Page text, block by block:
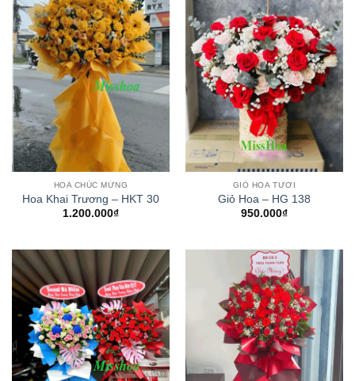
HOA CHÚC MỪNG
Hoa Khai Trương – HKT 30
1.200.000₫
GIỎ HOA TƯƠI
Giỏ Hoa – HG 138
950.000₫